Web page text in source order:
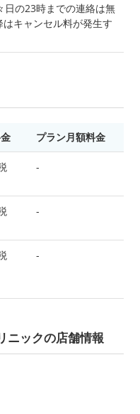
日の23時までの連絡は無
キャンセル料が発生す
プラン月額料金
-
-
-
ニックの店舗情報